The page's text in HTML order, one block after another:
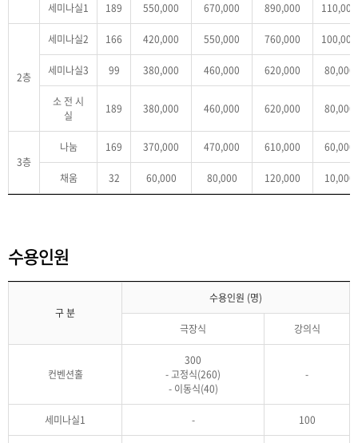
세미나실1 189 550,000 670,000 890,000 110,000
2층
세미나실2 166 420,000 550,000 760,000 100,000
세미나실3 99 380,000 460,000 620,000 80,000
소 전 시
실
189 380,000 460,000 620,000 80,000
3층
나눔 169 370,000 470,000 610,000 60,000
채움 32 60,000 80,000 120,000 10,000
수용인원
구 분
수용인원 (명)
극장식 강의식
컨벤션홀
300
- 고정식(260)
- 이동식(40)
-
세미나실1 - 100